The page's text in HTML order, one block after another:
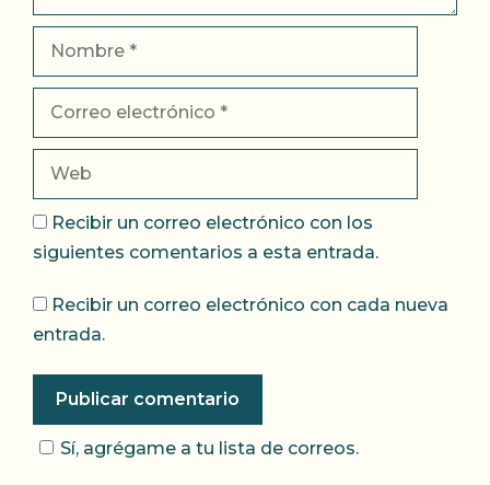
electrónico
Recibir un correo electrónico con los
siguientes comentarios a esta entrada.
Recibir un correo electrónico con cada nueva
entrada.
Sí, agrégame a tu lista de correos.